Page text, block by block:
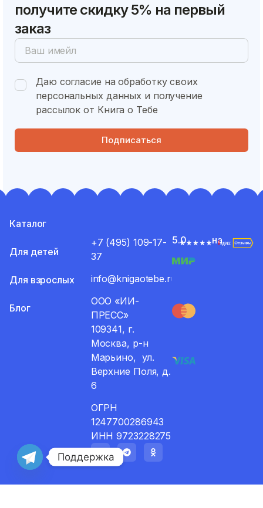
получите скидку 5% на первый
заказ
Даю согласие на обработку своих
персональных данных и получение
рассылок от Книга о Тебе
Подписаться
+7 (495) 109-17-
37
info@knigaotebe.ru
ООО «ИИ-
ПРЕСС»
109341, г.
Москва, р-н
Марьино, ул.
Верхние Поля, д.
6
ОГРН
1247700286943
ИНН 9723228275
Каталог
Для детей
Для взрослых
Блог
5.0 на
Поддержка